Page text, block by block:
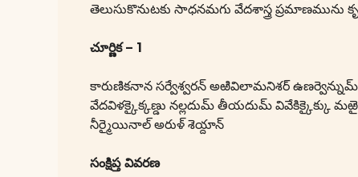
తెలుసుకొనుటకు సాధనమగు వేదశాస్త్ర ప్రమాణమును
చూర్ణిక – 1
కారుణికనాన సర్వేశ్వరన్ అఱివిలామనిశర్ ఉణర్వెన్నుమ్
వేదవిళక్కైక్కణ్డు నల్లదుమ్ తీయదుమ్ వివేకిక్కైక్కు
నీర్మైయినాల్ అరుళ్ శెయ్దాన్
సంక్షిప్త వివరణ